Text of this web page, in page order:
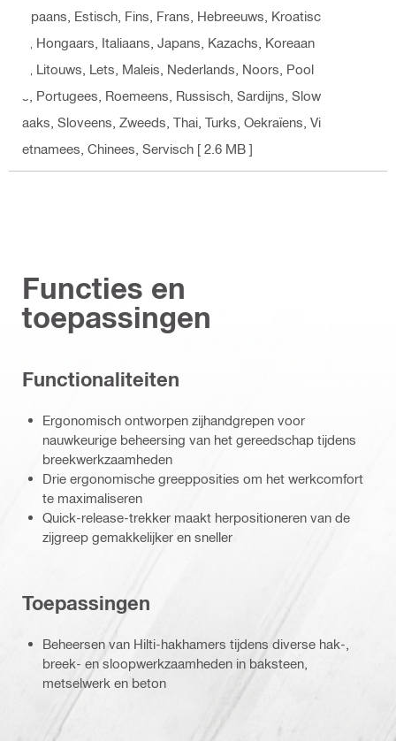
Spaans, Estisch, Fins, Frans, Hebreeuws, Kroatisc
h, Hongaars, Italiaans, Japans, Kazachs, Koreaan
s, Litouws, Lets, Maleis, Nederlands, Noors, Pool
s, Portugees, Roemeens, Russisch, Sardijns, Slow
aaks, Sloveens, Zweeds, Thai, Turks, Oekraïens, Vi
etnamees, Chinees, Servisch [ 2.6 MB ]
Functies en
toepassingen
Functionaliteiten
Ergonomisch ontworpen zijhandgrepen voor
nauwkeurige beheersing van het gereedschap tijdens
breekwerkzaamheden
Drie ergonomische greepposities om het werkcomfort
te maximaliseren
Quick-release-trekker maakt herpositioneren van de
zijgreep gemakkelijker en sneller
Toepassingen
Beheersen van Hilti-hakhamers tijdens diverse hak-,
breek- en sloopwerkzaamheden in baksteen,
metselwerk en beton